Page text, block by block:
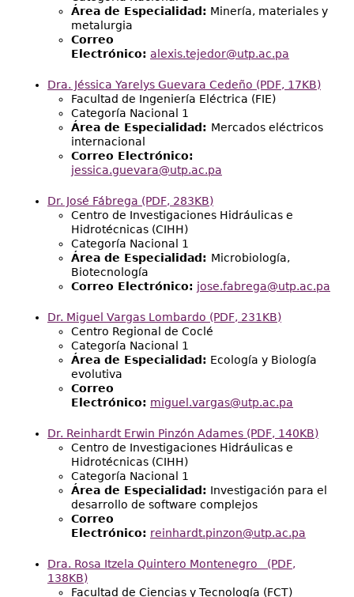
Área de Especialidad: Minería, materiales y
metalurgia
Correo
Electrónico: alexis.tejedor@utp.ac.pa
Dra. Jéssica Yarelys Guevara Cedeño (PDF, 17KB)
Facultad de Ingeniería Eléctrica (FIE)
Categoría Nacional 1
Área de Especialidad: Mercados eléctricos
internacional
Correo Electrónico:
jessica.guevara@utp.ac.pa
Dr. José Fábrega (PDF, 283KB)
Centro de Investigaciones Hidráulicas e
Hidrotécnicas (CIHH)
Categoría Nacional 1
Área de Especialidad: Microbiología,
Biotecnología
Correo Electrónico: jose.fabrega@utp.ac.pa
Dr. Miguel Vargas Lombardo (PDF, 231KB)
Centro Regional de Coclé
Categoría Nacional 1
Área de Especialidad: Ecología y Biología
evolutiva
Correo
Electrónico: miguel.vargas@utp.ac.pa
Dr. Reinhardt Erwin Pinzón Adames (PDF, 140KB)
Centro de Investigaciones Hidráulicas e
Hidrotécnicas (CIHH)
Categoría Nacional 1
Área de Especialidad: Investigación para el
desarrollo de software complejos
Correo
Electrónico: reinhardt.pinzon@utp.ac.pa
Dra. Rosa Itzela Quintero Montenegro (PDF,
138KB)
Facultad de Ciencias y Tecnología (FCT)